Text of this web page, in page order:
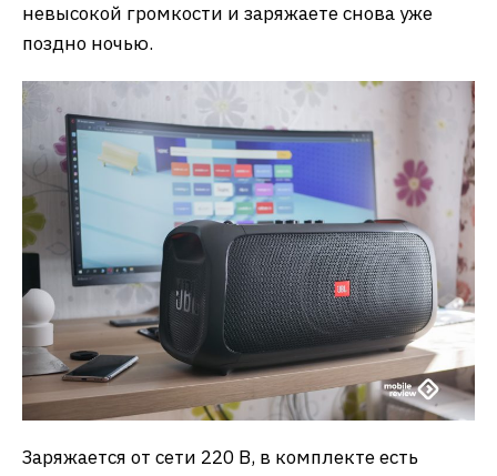
невысокой громкости и заряжаете снова уже
поздно ночью.
Заряжается от сети 220 В, в комплекте есть